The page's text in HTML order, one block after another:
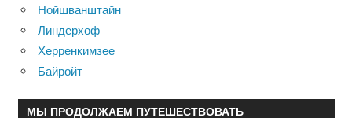
Нойшванштайн
Линдерхоф
Херренкимзее
Байройт
МЫ ПРОДОЛЖАЕМ ПУТЕШЕСТВОВАТЬ